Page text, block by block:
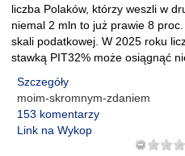
liczba Polaków, którzy weszli w
niemal 2 mln to już prawie 8
skali podatkowej. W 2025 roku
stawką PIT32% może osiągnąć
Szczegóły
moim-skromnym-zdaniem
153 komentarzy
Link na Wykop